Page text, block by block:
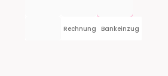
Rechnung Bankeinzug